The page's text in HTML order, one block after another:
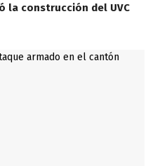
la construcción del UVC